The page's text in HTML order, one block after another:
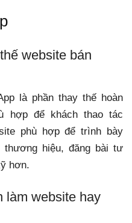
website bán
là phần thay thế hoàn
hợp để khách thao tác
phù hợp để trình bày
hiệu, đăng bài tư
hơn.
làm website hay